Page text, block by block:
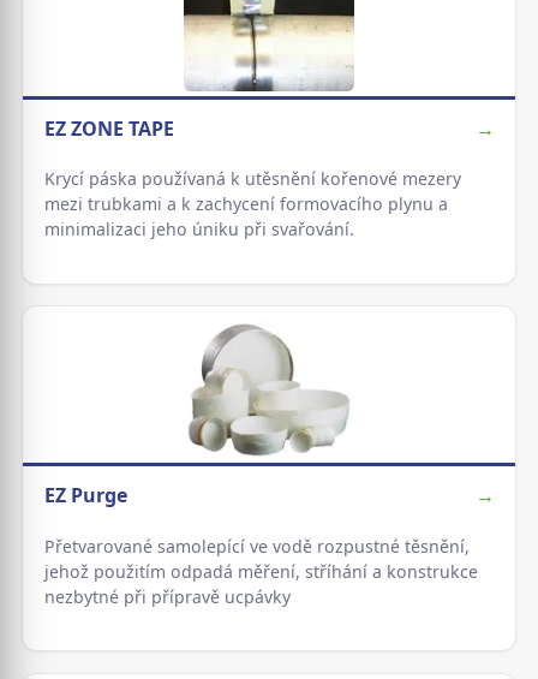
EZ ZONE TAPE →
Krycí páska používaná k utěsnění kořenové mezery
mezi trubkami a k zachycení formovacího plynu a
minimalizaci jeho úniku při svařování.
EZ Purge →
Přetvarované samolepící ve vodě rozpustné těsnění,
jehož použitím odpadá měření, stříhání a konstrukce
nezbytné při přípravě ucpávky